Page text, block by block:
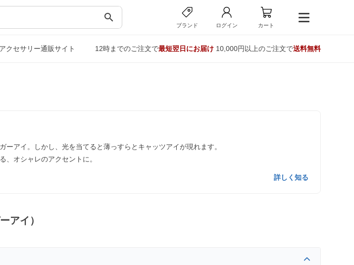
search
ブランド ログイン カート
クセサリー通販サイト 12時までのご注文で最短翌日にお届け10,000円以上のご注文で送料無料
アイ。しかし、光を当てると薄っすらとキャッツアイが現れます。
、オシャレのアクセントに。
詳しく知る
アイ）